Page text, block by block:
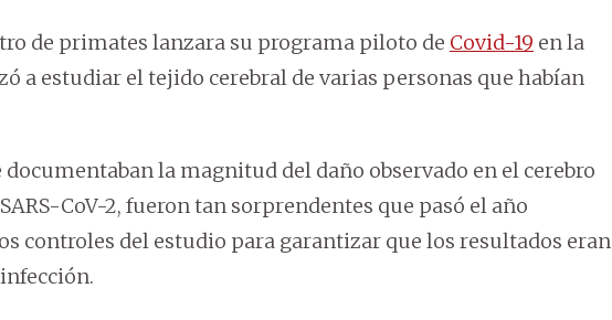
de primates lanzara su programa piloto de Covid-19 en la
a estudiar el tejido cerebral de varias personas que habían
la magnitud del daño observado en el cerebro
CoV-2, fueron tan sorprendentes que pasó el año
controles del estudio para garantizar que los resultados eran